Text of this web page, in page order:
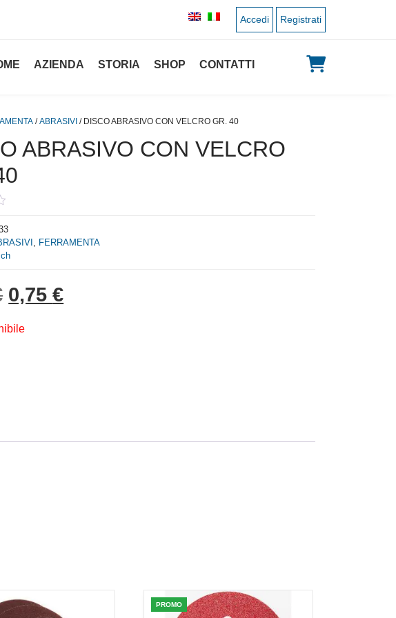
Accedi Registrati
AZIENDA STORIA SHOP CONTATTI
/ABRASIVI / DISCO ABRASIVO CON VELCRO GR. 40
ABRASIVO CON VELCRO
, FERRAMENTA
Il prezzo originale era: 1,50 €.
0,75€Il prezzo attuale è: 0,75 €.
PROMO